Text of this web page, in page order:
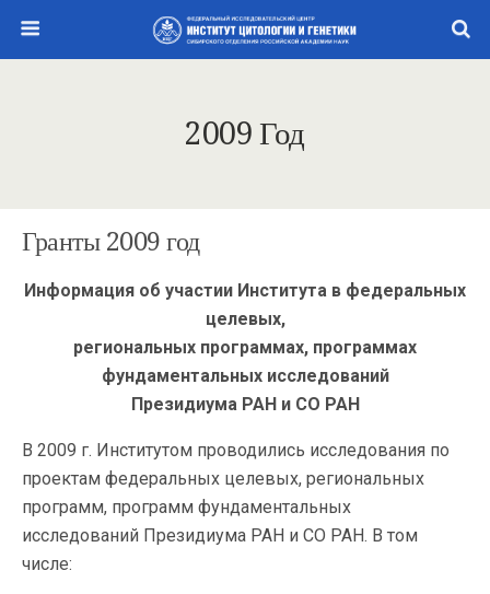
2009 Год
Гранты 2009 год
Информация об участии Института в федеральных
целевых,
региональных программах, программах
фундаментальных исследований
Президиума РАН и СО РАН
В 2009 г. Институтом проводились исследования по
проектам федеральных целевых, региональных
программ, программ фундаментальных
исследований Президиума РАН и СО РАН. В том
числе: